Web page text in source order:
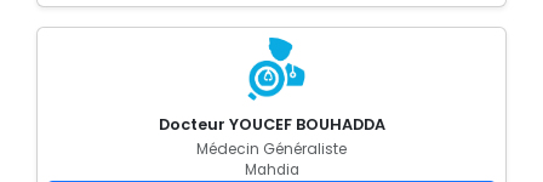
Docteur YOUCEF BOUHADDA
Médecin Généraliste
Mahdia